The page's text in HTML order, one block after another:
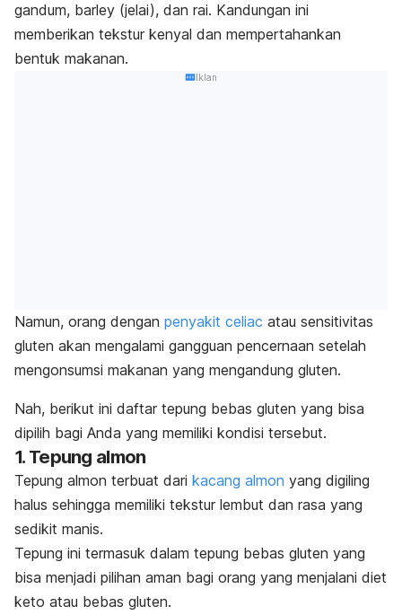
gandum, barley (jelai), dan rai. Kandungan ini
memberikan tekstur kenyal dan mempertahankan
bentuk makanan.
Iklan
Namun, orang dengan penyakit celiac atau sensitivitas
gluten akan mengalami gangguan pencernaan setelah
mengonsumsi makanan yang mengandung gluten.
Nah, berikut ini daftar tepung bebas gluten yang bisa
dipilih bagi Anda yang memiliki kondisi tersebut.
1. Tepung almon
Tepung almon terbuat dari kacang almon yang digiling
halus sehingga memiliki tekstur lembut dan rasa yang
sedikit manis.
Tepung ini termasuk dalam tepung bebas gluten yang
bisa menjadi pilihan aman bagi orang yang menjalani diet
keto atau bebas gluten.